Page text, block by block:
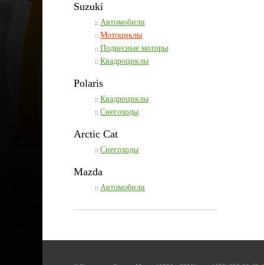
Suzuki
:: Автомобили
:: Мотоциклы
:: Подвесные моторы
:: Квадроциклы
Polaris
:: Квадроциклы
:: Снегоходы
Arctic Cat
:: Снегоходы
Mazda
:: Автомобили